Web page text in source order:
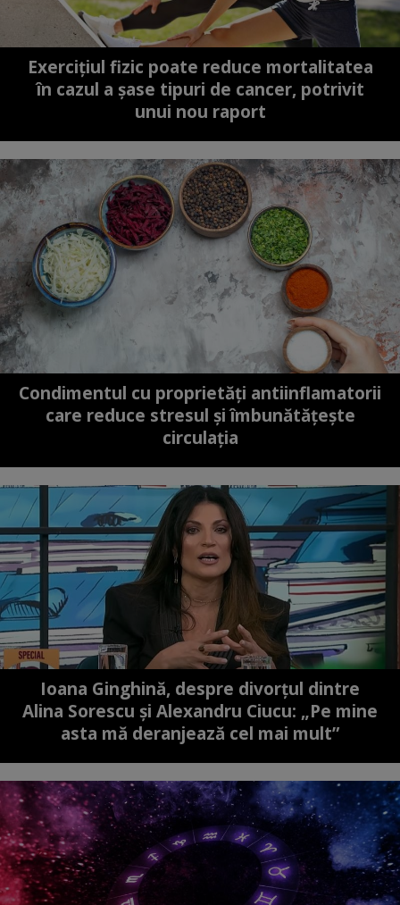
Exercițiul fizic poate reduce mortalitatea
în cazul a șase tipuri de cancer, potrivit
unui nou raport
Condimentul cu proprietăți antiinflamatorii
care reduce stresul și îmbunătățește
circulația
Ioana Ginghină, despre divorțul dintre
Alina Sorescu și Alexandru Ciucu: „Pe mine
asta mă deranjează cel mai mult”